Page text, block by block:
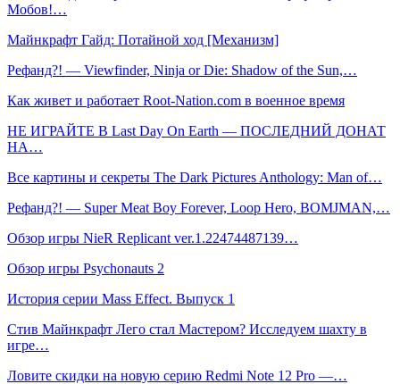
Мобов!…
Майнкрафт Гайд: Потайной ход [Механизм]
Рефанд?! — Viewfinder, Ninja or Die: Shadow of the Sun,…
Как живет и работает Root-Nation.com в военное время
НЕ ИГРАЙТЕ В Last Day On Earth — ПОСЛЕДНИЙ ДОНАТ
НА…
Все картины и секреты The Dark Pictures Anthology: Man of…
Рефанд?! — Super Meat Boy Forever, Loop Hero, BOMJMAN,…
Обзор игры NieR Replicant ver.1.22474487139…
Обзор игры Psychonauts 2
История серии Mass Effect. Выпуск 1
Стив Майнкрафт Лего стал Мастером? Исследуем шахту в
игре…
Ловите скидки на новую серию Redmi Note 12 Pro —…